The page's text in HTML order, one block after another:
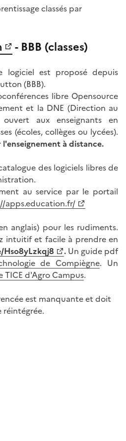
classés par
- BBB (classes)
logiciel est proposé depuis
(BBB).
libre Opensource
et la DNE (Direction au
aux enseignants en
(écoles, collèges ou lycées).
à distance.
des logiciels libres de
au service par le portail
apps.education.fr/
anglais) pour les rudiments.
intuitif et facile à prendre en
. Un guide pdf
de Compiègne. Un
TICE d'Agro Campus.
est manquante et doit
réintégrée.